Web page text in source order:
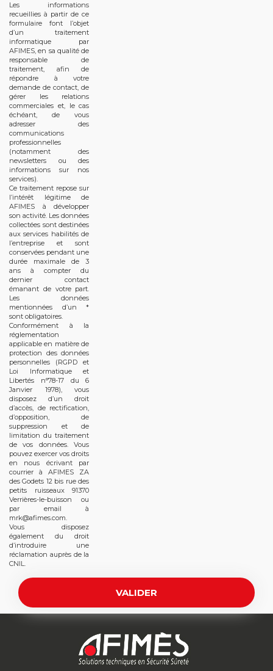
Les informations
recueillies à partir de ce
formulaire font l’objet
d’un traitement
informatique par
AFIMES, en sa qualité de
responsable de
traitement, afin de
répondre à votre
demande de contact, de
gérer les relations
commerciales et, le cas
échéant, de vous
adresser des
communications
professionnelles
(notamment des
newsletters ou des
informations sur nos
services).
Ce traitement repose sur
l’intérêt légitime de
AFIMES à développer
son activité. Les données
collectées sont destinées
aux services habilités de
l’entreprise et sont
conservées pendant une
durée maximale de 3
ans à compter du
dernier contact
émanant de votre part.
Les données
mentionnées d’un *
sont obligatoires.
Conformément à la
réglementation
applicable en matière de
protection des données
personnelles (RGPD et
Loi Informatique et
Libertés n°78-17 du 6
Janvier 1978), vous
disposez d’un droit
d’accès, de rectification,
d’opposition, de
suppression et de
limitation du traitement
de vos données. Vous
pouvez exercer vos droits
en nous écrivant par
courrier à AFIMES ZA
des Godets 12 bis rue des
petits ruisseaux 91370
Verrières-le-buisson ou
par email à
mrk@afimes.com.
Vous disposez
également du droit
d’introduire une
réclamation auprès de la
CNIL.